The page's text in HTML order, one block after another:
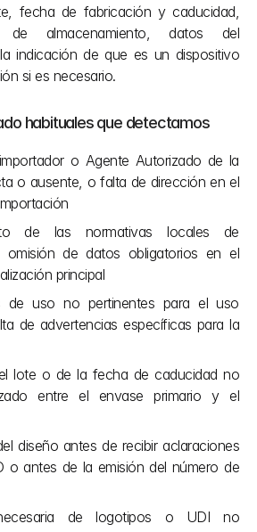
fecha de fabricación y caducidad,
de almacenamiento, datos del
indicación de que es un dispositivo
si es necesario.
habituales que detectamos
o Agente Autorizado de la
o ausente, o falta de dirección en el
de las normativas locales de
omisión de datos obligatorios en el
principal
de uso no pertinentes para el uso
de advertencias específicas para la
lote o de la fecha de caducidad no
entre el envase primario y el
diseño antes de recibir aclaraciones
o antes de la emisión del número de
de logotipos o UDI no